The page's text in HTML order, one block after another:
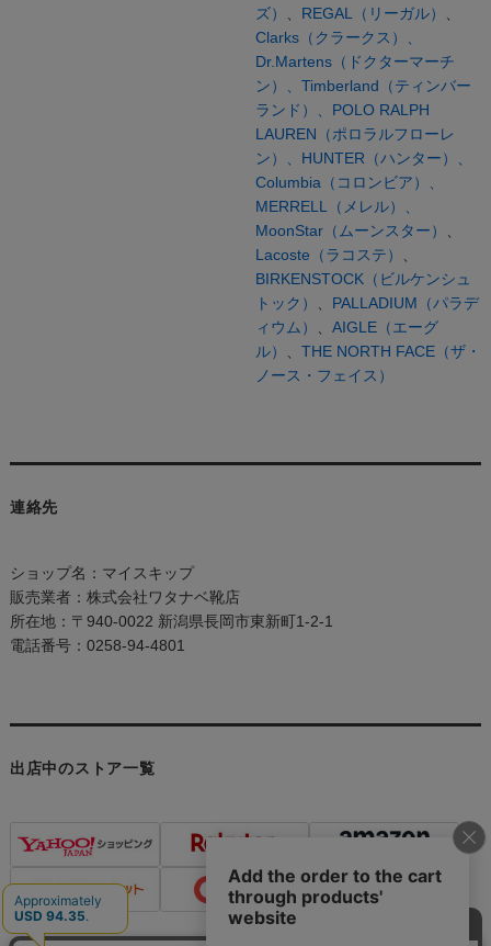
ズ）
REGAL（リーガル）
Clarks（クラークス）、
Dr.Martens（ドクターマーチ
ン）、 Timberland（ティンバー
ランド）、 POLO RALPH
LAUREN（ポロラルフローレ
ン）、 HUNTER（ハンター）、
Columbia（コロンビア）、
MERRELL（メレル）、
MoonStar（ムーンスター）
Lacoste（ラコステ）
BIRKENSTOCK（ビルケンシュ
トック）
PALLADIUM（パラデ
ィウム）
AIGLE（エーグ
ル）
THE NORTH FACE（ザ・
ノース・フェイス）
連絡先
ショップ名：マイスキップ
販売業者：株式会社ワタナベ靴店
所在地：〒940-0022 新潟県長岡市東新町1-2-1
電話番号：0258-94-4801
出店中のストア一覧